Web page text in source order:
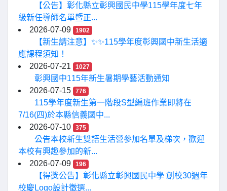
【公告】彰化縣立彰興國民中學115學年度七年
級新任導師名單暨正...
2026-07-09
1902
【新生請注意】✨✨115學年度彰興國中新生活適
應課程須知！
2026-07-21
1027
彰興國中115年新生暑期學藝活動通知
2026-07-15
776
115學年度新生第一階段S型編班作業即將在
7/16(四)於本縣信義國中...
2026-07-10
375
公告本校新生雙語生活營參加名單及梯次，歡迎
本校有興趣參加的新...
2026-07-09
196
【得獎公告】彰化縣立彰興國民中學 創校30週年
校慶Logo設計徵選...